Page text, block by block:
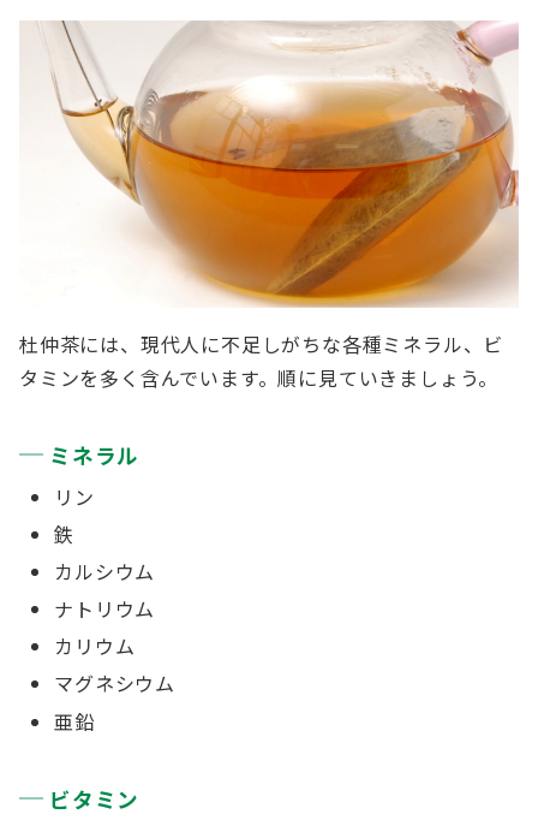
杜仲茶には、現代人に不足しがちな各種ミネラル、ビ
タミンを多く含んでいます。順に見ていきましょう。
ミネラル
リン
鉄
カルシウム
ナトリウム
カリウム
マグネシウム
亜鉛
ビタミン